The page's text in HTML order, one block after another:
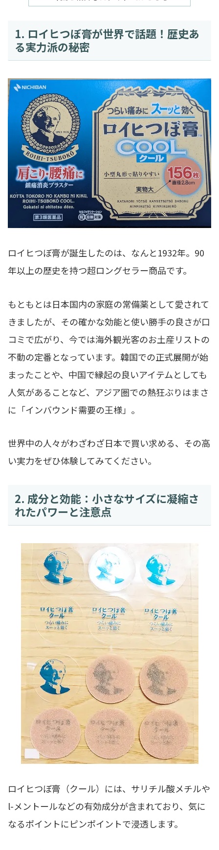
1. ロイヒつぼ膏が世界で話題！歴史あ
る実力派の秘密
ロイヒつぼ膏が誕生したのは、なんと1932年。90
年以上の歴史を持つ超ロングセラー商品です。
もともとは日本国内の家庭の常備薬として愛されて
きましたが、その確かな効能と使い勝手の良さが口
コミで広がり、今では海外観光客のお土産リストの
不動の定番となっています。韓国での正式展開が始
まったことや、中国で縁起の良いアイテムとしても
人気があることなど、アジア圏での熱狂ぶりはまさ
に「インバウンド需要の王様」。
世界中の人々がわざわざ日本で買い求める、その高
い実力をぜひ体験してみてください。
2. 成分と効能：小さなサイズに凝縮さ
れたパワーと注意点
ロイヒつぼ膏（クール）には、サリチル酸メチルや
l-メントールなどの有効成分が含まれており、気に
なるポイントにピンポイントで浸透します。